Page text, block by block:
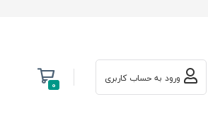
ورود به حساب کاربری 0